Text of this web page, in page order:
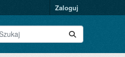
Zaloguj